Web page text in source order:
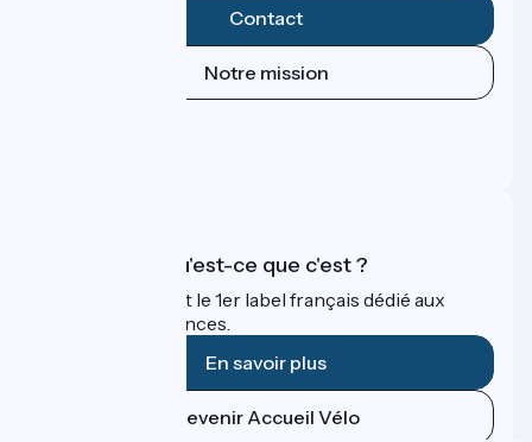
Contact
Notre mission
Accueil Vélo qu'est-ce que c'est ?
Accueil Vélo c'est le 1er label français dédié aux
cyclistes en vacances.
En savoir plus
Devenir Accueil Vélo